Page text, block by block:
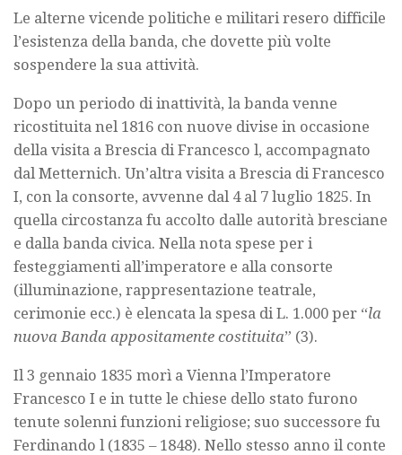
Le alterne vicende politiche e militari resero difficile
l’esistenza della banda, che dovette più volte
sospendere la sua attività.
Dopo un periodo di inattività, la banda venne
ricostituita nel 1816 con nuove divise in occasione
della visita a Brescia di Francesco l, accompagnato
dal Metternich. Un’altra visita a Brescia di Francesco
I, con la consorte, avvenne dal 4 al 7 luglio 1825. In
quella circostanza fu accolto dalle autorità bresciane
e dalla banda civica. Nella nota spese per i
festeggiamenti all’imperatore e alla consorte
(illuminazione, rappresentazione teatrale,
cerimonie ecc.) è elencata la spesa di L. 1.000 per “la
nuova Banda appositamente costituita” (3).
Il 3 gennaio 1835 morì a Vienna l’Imperatore
Francesco I e in tutte le chiese dello stato furono
tenute solenni funzioni religiose; suo successore fu
Ferdinando l (1835 – 1848). Nello stesso anno il conte